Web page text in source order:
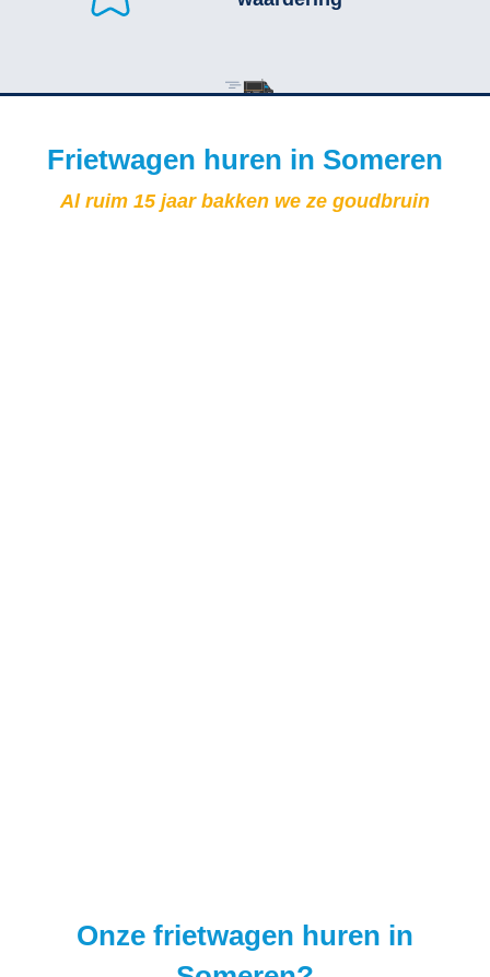
Frietwagen huren in Someren
Al ruim 15 jaar bakken we ze goudbruin
Onze frietwagen huren in